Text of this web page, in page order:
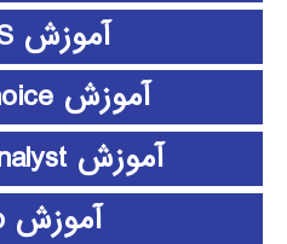
آموزش ETABS
آموزش expert choice
آموزش Frontier Analyst
آموزش github